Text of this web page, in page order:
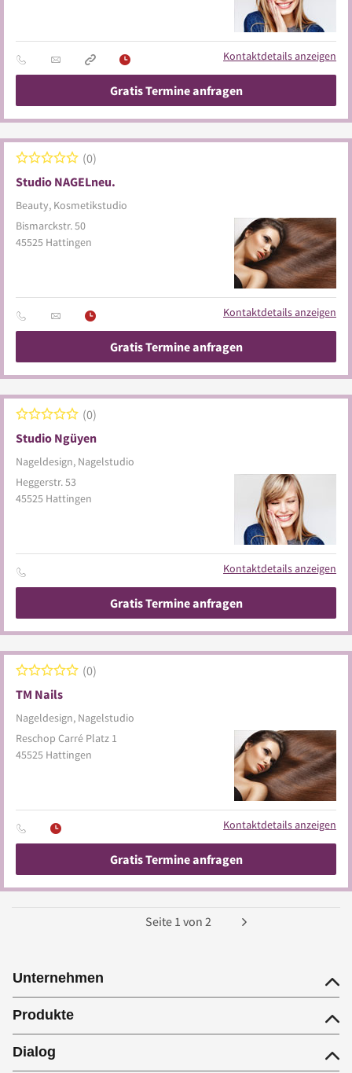
Kontaktdetails anzeigen
Gratis Termine anfragen
Studio NAGELneu.
Beauty, Kosmetikstudio
0
Bismarckstr. 50
45525 Hattingen
Kontaktdetails anzeigen
Gratis Termine anfragen
Studio Ngüyen
Nageldesign, Nagelstudio
0
Heggerstr. 53
45525 Hattingen
Kontaktdetails anzeigen
Gratis Termine anfragen
TM Nails
Nageldesign, Nagelstudio
0
Reschop Carré Platz 1
45525 Hattingen
Kontaktdetails anzeigen
Gratis Termine anfragen
Seite 1 von 2
Unternehmen
Produkte
Dialog